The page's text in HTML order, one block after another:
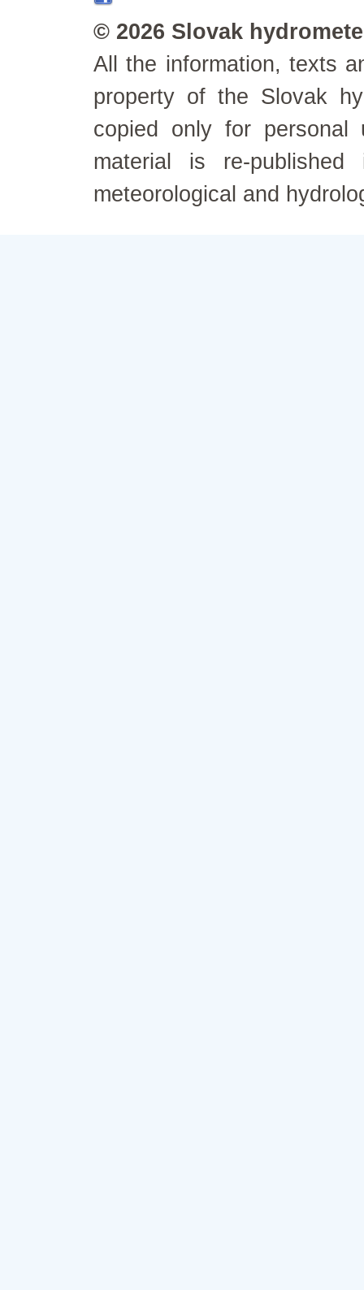
© 2026 Slovak
All the information, texts
property of the Slovak
copied only for personal
material is re-
meteorological and